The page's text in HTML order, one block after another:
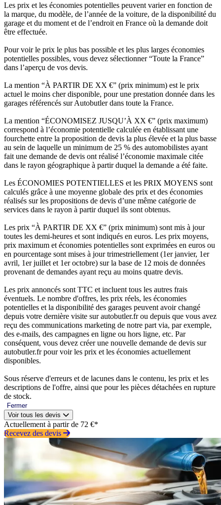
Les prix et les économies potentielles peuvent varier en fonction de
la marque, du modèle, de l’année de la voiture, de la disponibilité du
garage et du moment et de l’endroit en France où la demande doit
être effectuée.
Pour voir le prix le plus bas possible et les plus larges économies
potentielles possibles, vous devez sélectionner “Toute la France”
dans l’aperçu de vos devis.
La mention “À PARTIR DE XX €” (prix minimum) est le prix
actuel le moins cher disponible, pour une prestation donnée dans les
garages référencés sur Autobutler dans toute la France.
La mention “ÉCONOMISEZ JUSQU’À XX €” (prix maximum)
correspond à l’économie potentielle calculée en établissant une
fourchette entre la proposition de devis la plus élevée et la plus basse
au sein de laquelle un minimum de 25 % des automobilistes ayant
fait une demande de devis ont réalisé l’économie maximale citée
dans le rayon géographique à partir duquel la demande a été faite.
Les ÉCONOMIES POTENTIELLES et les PRIX MOYENS sont
calculés grâce à une moyenne globale des prix et des économies
réalisés sur les propositions de devis d’une même catégorie de
services dans le rayon à partir duquel ils sont obtenus.
Les prix “À PARTIR DE XX €” (prix minimum) sont mis à jour
toutes les demi-heures et sont indiqués en euros. Les prix moyens,
prix maximum et économies potentielles sont exprimées en euros ou
en pourcentage sont mises à jour trimestriellement (1er janvier, 1er
avril, 1er juillet et 1er octobre) sur la base de 12 mois de données
provenant de demandes ayant reçu au moins quatre devis.
Les prix annoncés sont TTC et incluent tous les autres frais
éventuels. Le nombre d'offres, les prix réels, les économies
potentielles et la disponibilité des garages peuvent avoir changé
depuis votre dernière visite sur autobutler.fr ou depuis que vous avez
reçu des communications marketing de notre part via, par exemple,
des e-mails, des campagnes en ligne ou hors ligne, etc. Par
conséquent, vous devez créer une nouvelle demande de devis sur
autobutler.fr pour voir les prix et les économies actuellement
disponibles.
Sous réserve d'erreurs et de lacunes dans le contenu, les prix et les
descriptions de l'offre, ainsi que pour les pièces détachées en rupture
de stock.
Fermer
Voir tous les devis
Actuellement à partir de 72 €*
Recevez des devis